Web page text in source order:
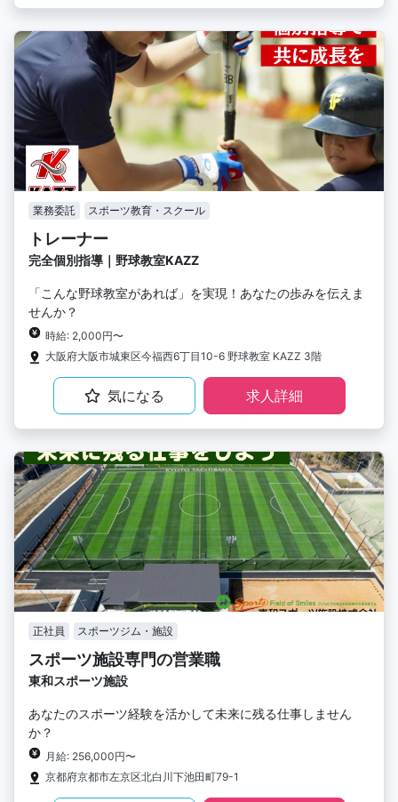
業務委託 スポーツ教育・スクール
トレーナー
完全個別指導｜野球教室KAZZ
「こんな野球教室があれば」を実現！あなたの歩みを伝えま
せんか？
時給: 2,000円〜
大阪府大阪市城東区今福西6丁目10-6 野球教室 KAZZ 3階
気になる 求人詳細
正社員 スポーツジム・施設
スポーツ施設専門の営業職
東和スポーツ施設
あなたのスポーツ経験を活かして未来に残る仕事しません
か？
月給: 256,000円〜
京都府京都市左京区北白川下池田町79-1